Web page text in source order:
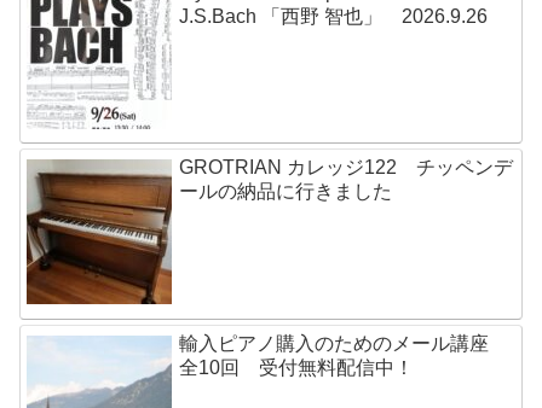
J.S.Bach 「西野 智也」 2026.9.26
GROTRIAN カレッジ122 チッペンデ
ールの納品に行きました
輸入ピアノ購入のためのメール講座
全10回 受付無料配信中！